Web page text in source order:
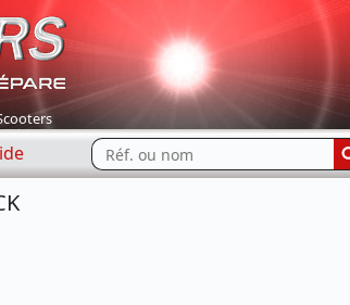
Rechercher...